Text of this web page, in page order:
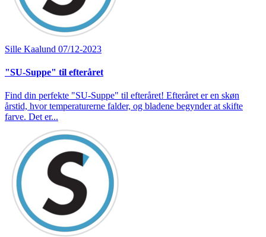
Sille Kaalund 07/12-2023
"SU-Suppe" til efteråret
Find din perfekte "SU-Suppe" til efteråret! Efteråret er en skøn
årstid, hvor temperaturerne falder, og bladene begynder at skifte
farve. Det er...